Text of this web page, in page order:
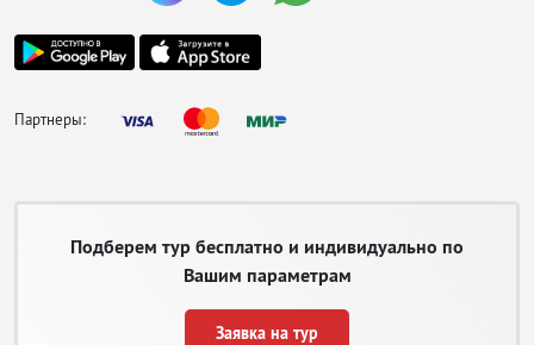
Партнеры:
Подберем тур бесплатно и индивидуально по
Вашим параметрам
Заявка на тур